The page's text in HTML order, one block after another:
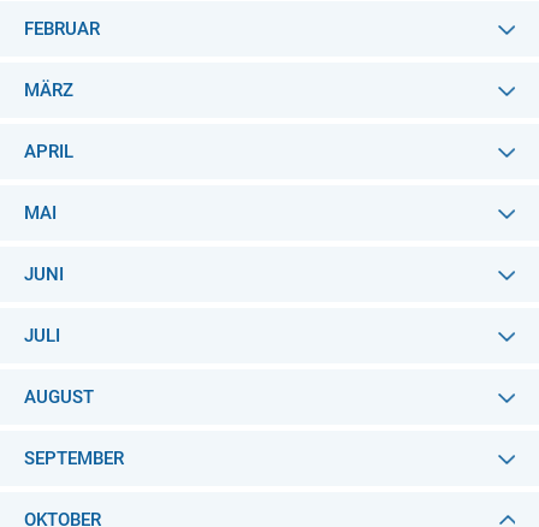
FEBRUAR
MÄRZ
APRIL
MAI
JUNI
JULI
AUGUST
SEPTEMBER
OKTOBER